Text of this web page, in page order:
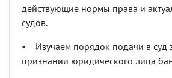
действующие нормы права и
судов.
• Изучаем порядок подачи в суд
признании юридического лица